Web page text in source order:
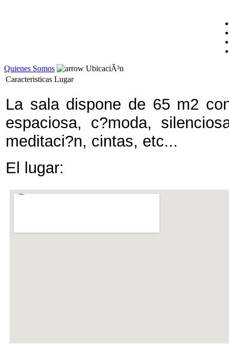
Quienes Somos
UbicaciÃ³n
Caracteristicas Lugar
La sala dispone de 65 m2
espaciosa, c?moda,
meditaci?n, cintas, etc...
El lugar: